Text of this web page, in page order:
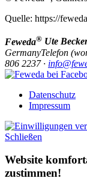
Quelle: https://
Feweda® Ute
GermanyTelefon (
806 2237·
Datenschutz
Impressum
Schließen
Website
zustimmen!